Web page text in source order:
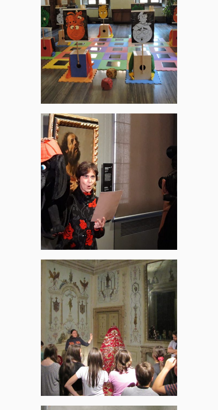
Festival della
Cultura
Creativa
(A.B.I.)
Invito a
Palazzo (A.B.I.)
Didattica
all’Opera